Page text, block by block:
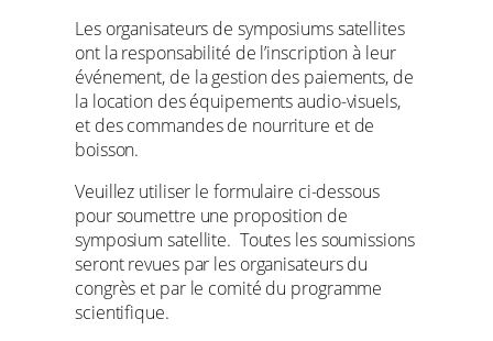
Les organisateurs de symposiums satellites
ont la responsabilité de l’inscription à leur
événement, de la gestion des paiements, de
la location des équipements audio-visuels,
et des commandes de nourriture et de
boisson.
Veuillez utiliser le formulaire ci-dessous
pour soumettre une proposition de
symposium satellite. Toutes les soumissions
seront revues par les organisateurs du
congrès et par le comité du programme
scientifique.